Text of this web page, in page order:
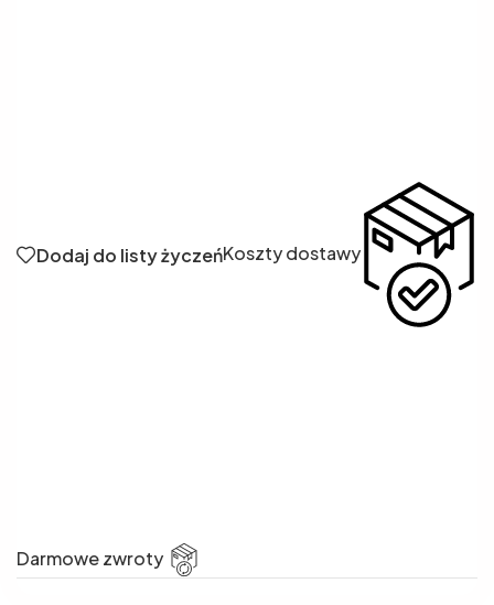
Dodaj do listy życzeńKoszty dostawy
Darmowe zwroty